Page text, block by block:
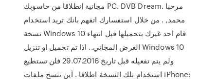
مجانية إنطلاقا من حاسوبك PC. DVB Dream. مرحبا
محمد, . من خلال استفسارك اتفهم بانك تريد استخدام
نسخة Windows 10 قام احد غيرك بتحميلها قبل انتهاء
العرض المجاني.. اذا تم تحميل او تنزيل Windows 10
ولم يتم تفعيله قبل تاريخ 29.07.2016 فلن تستطيع
استخدام تلك النسخة اطلاقا . أين تنسخ ملفات iPhone: